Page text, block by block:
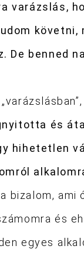
varázslás,
követni,
De benned
és
hihetetlen
bizalom, ami
és
egyes